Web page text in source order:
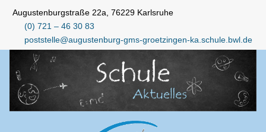
Augustenburgstraße 22a, 76229 Karlsruhe
(0) 721 – 46 30 83
poststelle@augustenburg-gms-groetzingen-ka.schule.bwl.de